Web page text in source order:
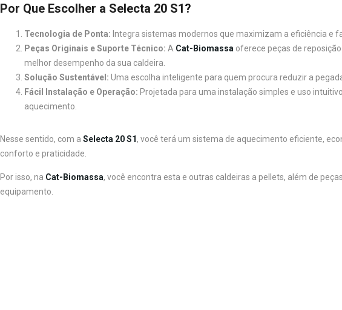
Por Que Escolher a Selecta 20 S1?
Tecnologia de Ponta: Integra sistemas modernos que maximizam a eficiência e
Peças Originais e Suporte Técnico: A Cat-Biomassa oferece peças de
melhor desempenho da sua caldeira.
Solução Sustentável: Uma escolha inteligente para quem procura reduzir a
Fácil Instalação e Operação: Projetada para uma instalação simples e uso
aquecimento.
Nesse sentido, com a Selecta 20 S1, você terá um sistema de aquecimento eficiente,
conforto e praticidade.
Por isso, na Cat-Biomassa, você encontra esta e outras caldeiras a pellets, além de
equipamento.